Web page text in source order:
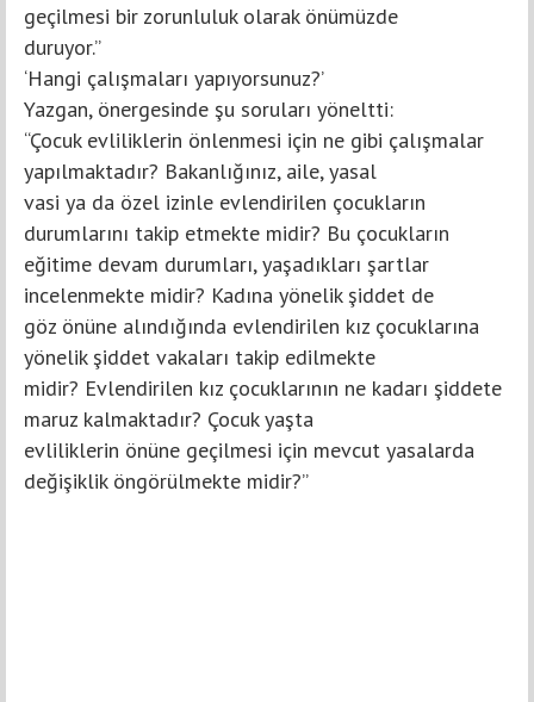
geçilmesi bir zorunluluk olarak önümüzde
duruyor.”
‘Hangi çalışmaları yapıyorsunuz?’
Yazgan, önergesinde şu soruları yöneltti:
“Çocuk evliliklerin önlenmesi için ne gibi çalışmalar
yapılmaktadır? Bakanlığınız, aile, yasal
vasi ya da özel izinle evlendirilen çocukların
durumlarını takip etmekte midir? Bu çocukların
eğitime devam durumları, yaşadıkları şartlar
incelenmekte midir? Kadına yönelik şiddet de
göz önüne alındığında evlendirilen kız çocuklarına
yönelik şiddet vakaları takip edilmekte
midir? Evlendirilen kız çocuklarının ne kadarı şiddete
maruz kalmaktadır? Çocuk yaşta
evliliklerin önüne geçilmesi için mevcut yasalarda
değişiklik öngörülmekte midir?”